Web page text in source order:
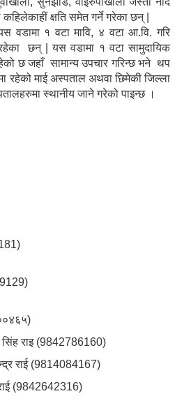
क्षति समेत गर्ने गरेका छन् |
वडामा १ वटा मावि, ४ वटा आ.वि. गरि
छन् | यस वडामा १ वटा सामुदायिक
छ जहाँ सामान्य उपचार गरिन्छ भने थप
रहेको माई अस्पताल अथवा छिमेकी जिल्ला
स्थानीय जाने गरेको पाइन्छ ।
राइ (9842786160)
राई (9814084167)
(9842642316)